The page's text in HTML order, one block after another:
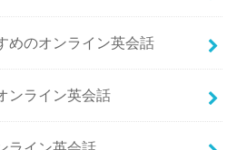
めのオンライン英会話
ンライン英会話